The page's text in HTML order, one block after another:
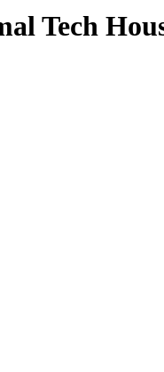
Tech